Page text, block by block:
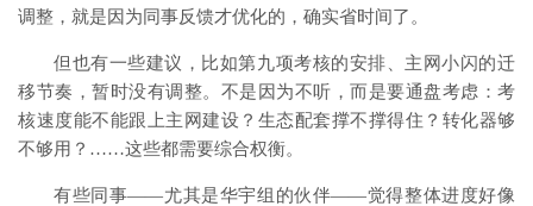
调整，就是因为同事反馈才优化的，确实省时间了。
但也有一些建议，比如第九项考核的安排、主网小闪的迁
移节奏，暂时没有调整。不是因为不听，而是要通盘考虑：考
核速度能不能跟上主网建设？生态配套撑不撑得住？转化器够
不够用？……这些都需要综合权衡。
有些同事——尤其是华宇组的伙伴——觉得整体进度好像